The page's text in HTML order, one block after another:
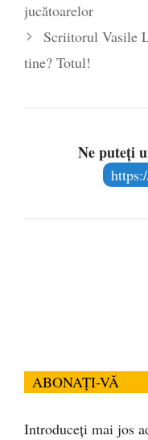
jucătoarelor
Scriitorul Vasile
tine? Totul!
Ne puteți
ABONAȚI-VĂ
Introduceți mai jos